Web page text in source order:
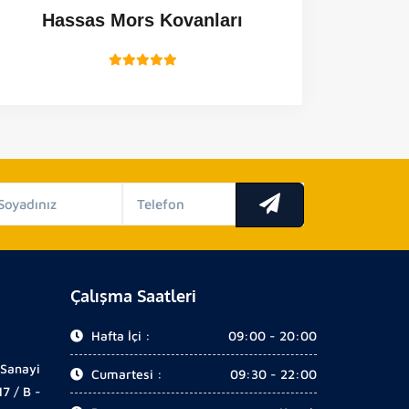
Hassas Mors Kovanları
/ B -
Çalışma Saatleri
Hafta İçi : 09:00 - 20:00
Cumartesi : 09:30 - 22:00